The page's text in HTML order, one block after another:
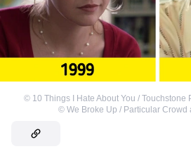
© 10 Things I Hate About You /
© We Broke Up / Particular Crowd